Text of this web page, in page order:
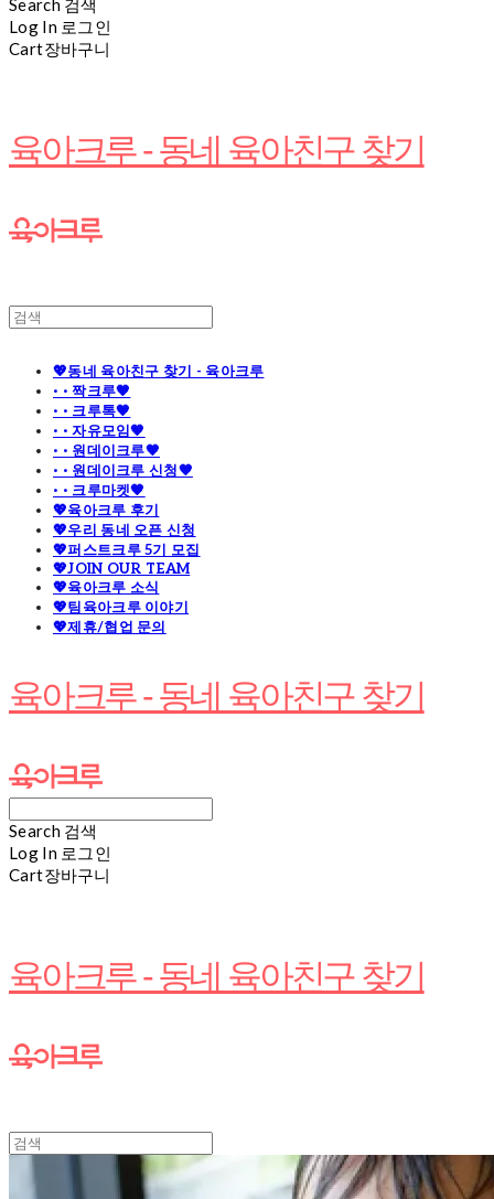
Search 검색
Log In 로그인
Cart장바구니
육아크루 - 동네 육아친구 찾기
💖동네 육아친구 찾기 - 육아크루
· · 짝크루🧡
· · 크루톡🧡
· · 자유모임🧡
· · 원데이크루🧡
· · 원데이크루 신청🧡
· · 크루마켓🧡
💖육아크루 후기
💖우리 동네 오픈 신청
💖퍼스트크루 5기 모집
💖JOIN OUR TEAM
💖육아크루 소식
💖팀육아크루 이야기
💖제휴/협업 문의
육아크루 - 동네 육아친구 찾기
Search 검색
Log In 로그인
Cart장바구니
육아크루 - 동네 육아친구 찾기